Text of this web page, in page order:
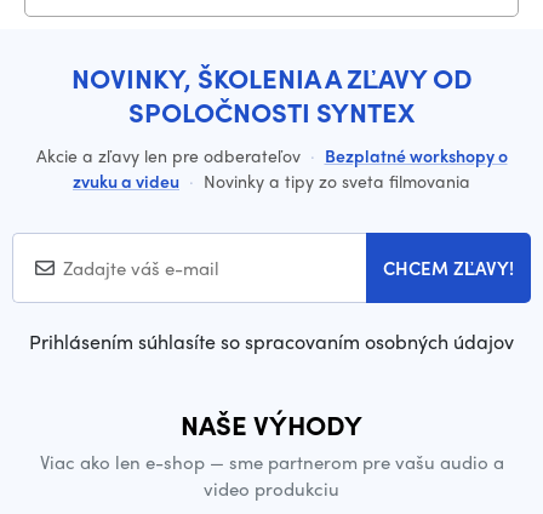
NOVINKY, ŠKOLENIA A ZĽAVY OD
SPOLOČNOSTI SYNTEX
Akcie a zľavy len pre odberateľov · Bezplatné workshopy o
zvuku a videu · Novinky a tipy zo sveta filmovania
CHCEM ZĽAVY!
Prihlásením súhlasíte so spracovaním osobných údajov
NAŠE VÝHODY
Viac ako len e-shop — sme partnerom pre vašu audio a
video produkciu